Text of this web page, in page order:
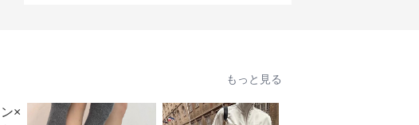
もっと見る